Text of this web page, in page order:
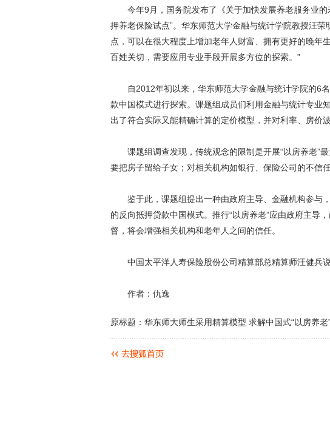
今年9月，国务院发布了《关于加快发展养老服务业的
押养老保险试点”。华东师范大学金融与统计学院教授汪
点，可以在很大程度上增加老年人财富、拥有更好的晚年
百姓关切，需要应用专业手段开展多方位的探索。”
自2012年初以来，华东师范大学金融与统计学院的6名
款中国模式进行探索。课题组成员们利用金融与统计专业
出了符合实际又能精确计算的定价模型，并对利率、房价
课题组调查发现，传统观念的限制是开展“以房养老”
要把房子留给子女；对相关机构如银行、保险公司的不信
鉴于此，课题组提出一种由政府主导、金融机构参与
的反向抵押贷款中国模式。推行“以房养老”应由政府主导
督，将会增强相关机构和老年人之间的信任。
中国太平洋人寿保险股份公司精算部总精算师汪健兵说
作者：仇逸
原标题：华东师大师生采用精算模型 求解中国式“以房养老